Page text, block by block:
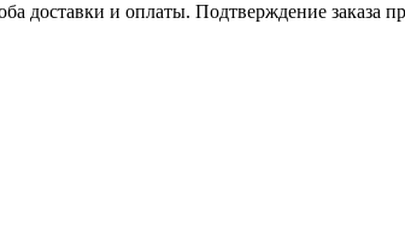
доставки и оплаты. Подтверждение заказа